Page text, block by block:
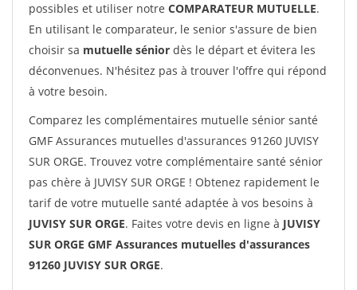
possibles et utiliser notre COMPARATEUR MUTUELLE.
En utilisant le comparateur, le senior s'assure de bien
choisir sa mutuelle sénior dès le départ et évitera les
déconvenues. N'hésitez pas à trouver l'offre qui répond
à votre besoin.
Comparez les complémentaires mutuelle sénior santé
GMF Assurances mutuelles d'assurances 91260 JUVISY
SUR ORGE. Trouvez votre complémentaire santé sénior
pas chère à JUVISY SUR ORGE ! Obtenez rapidement le
tarif de votre mutuelle santé adaptée à vos besoins à
JUVISY SUR ORGE. Faites votre devis en ligne à JUVISY
SUR ORGE GMF Assurances mutuelles d'assurances
91260 JUVISY SUR ORGE.